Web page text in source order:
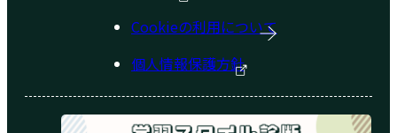
Cookieの利用について
個人情報保護方針